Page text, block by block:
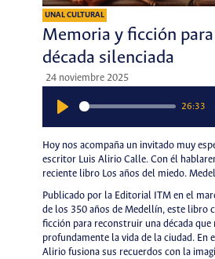
UNAL CULTURAL
Memoria y ficción
década silenciada
24 noviembre 2025
26:33
Hoy nos acompaña un invitado muy
escritor Luis Alirio Calle. Con él
reciente libro Los años del miedo.
Publicado por la Editorial ITM en el
de los 350 años de Medellín, este libro
ficción para reconstruir una década que
profundamente la vida de la ciudad. En
Alirio fusiona sus recuerdos con la